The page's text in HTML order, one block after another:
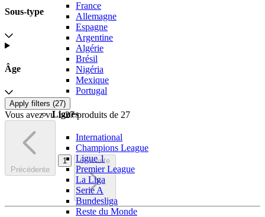
France
Allemagne
Espagne
Argentine
Algérie
Brésil
Nigéria
Mexique
Portugal
Ligues
International
Champions League
Ligue 1
Premier League
La Liga
Serie A
Bundesliga
Reste du Monde
Sous-type
Âge
Apply filters (27)
Vous avez vu 1-27 produits de 27
Précédente
1 Suivante